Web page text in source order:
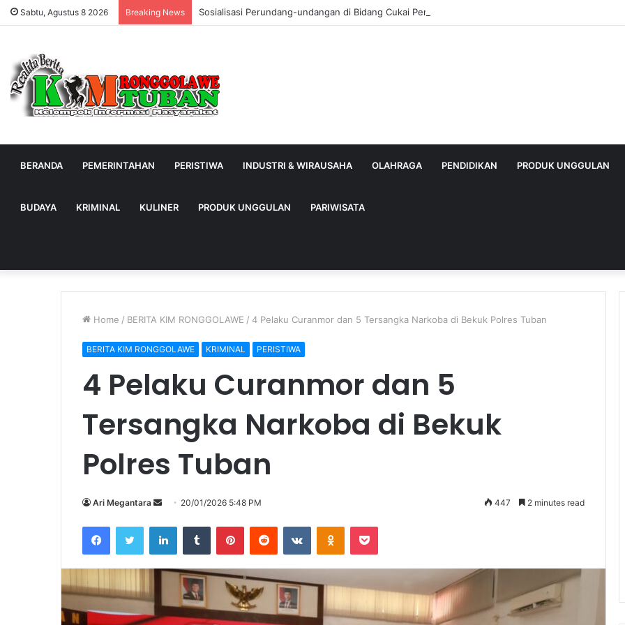
Sabtu, Agustus 8 2026 Breaking News Sosialisasi Perundang-undangan di Bidang Cukai Perkuat Komitmen Berantas Rokok Ilegal di
BERANDA PEMERINTAHAN PERISTIWA INDUSTRI & WIRAUSAHA OLAHRAGA PENDIDIKAN PRODUK UNGGULAN
BUDAYA KRIMINAL KULINER PRODUK UNGGULAN PARIWISATA
Home / BERITA KIM RONGGOLAWE / 4 Pelaku Curanmor dan 5 Tersangka Narkoba di Bekuk Polres Tuban
BERITA KIM RONGGOLAWE KRIMINAL PERISTIWA
4 Pelaku Curanmor dan 5
Tersangka Narkoba di Bekuk
Polres Tuban
Ari Megantara
n
d
a
e
m
20/01/2026 5:48 PM 447 2 minutes read